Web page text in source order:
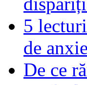
5
de
De ce